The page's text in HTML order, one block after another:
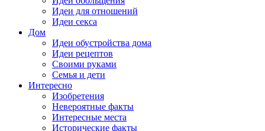
Идеи для отношений
Идеи секса
Дом
Идеи обустройства дома
Идеи рецептов
Своими руками
Семья и дети
Интересно
Изобретения
Невероятные факты
Интересные места
Исторические факты